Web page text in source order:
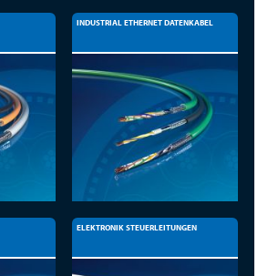
INDUSTRIAL ETHERNET DATENKABEL
ELEKTRONIK STEUERLEITUNGEN